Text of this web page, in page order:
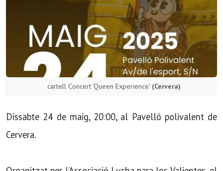
cartell Concert 'Queen Experience' (Cervera)
Dissabte 24 de maig, 20:00, al Pavelló polivalent de
Cervera.